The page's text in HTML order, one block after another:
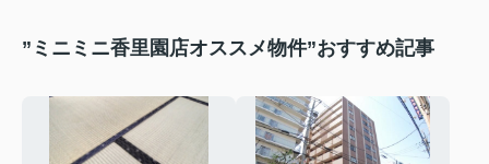
”ミニミニ香里園店オススメ物件”おすすめ記事